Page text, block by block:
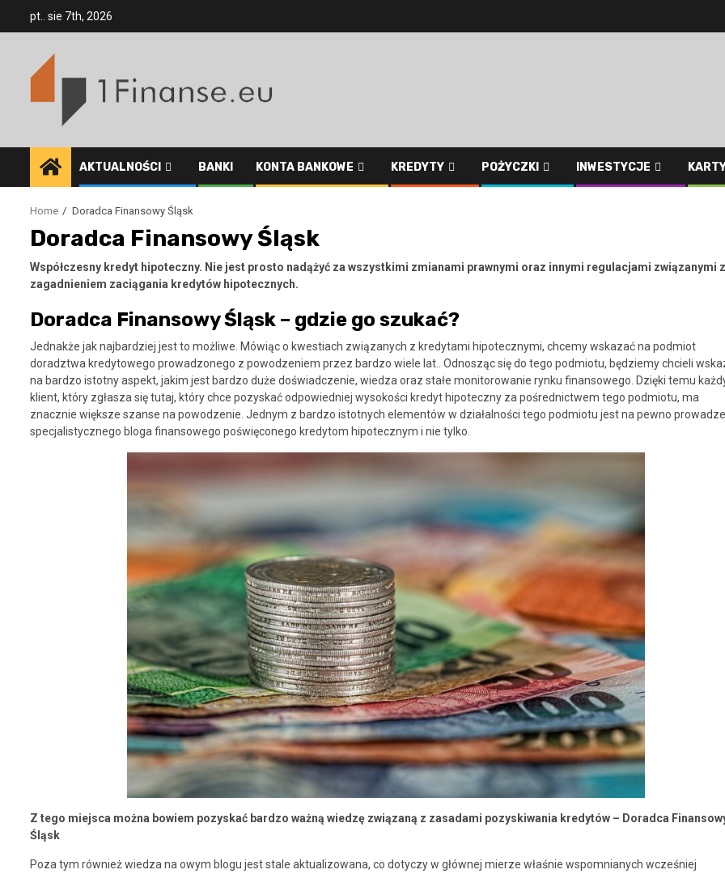
pt.. sie 7th, 2026
AKTUALNOŚCI BANKI KONTA BANKOWE KREDYTY POŻYCZKI INWESTYCJE
Home Doradca Finansowy Śląsk
Doradca Finansowy Śląsk
Współczesny kredyt hipoteczny. Nie jest prosto nadążyć za wszystkimi zmianami prawnymi oraz innymi regulacjami związanymi z
zagadnieniem zaciągania kredytów hipotecznych.
Doradca Finansowy Śląsk – gdzie go szukać?
Jednakże jak najbardziej jest to możliwe. Mówiąc o kwestiach związanych z kredytami hipotecznymi, chcemy wskazać na podmiot
doradztwa kredytowego prowadzonego z powodzeniem przez bardzo wiele lat.. Odnosząc się do tego podmiotu, będziemy chcieli
na bardzo istotny aspekt, jakim jest bardzo duże doświadczenie, wiedza oraz stałe monitorowanie rynku finansowego. Dzięki temu
klient, który zgłasza się tutaj, który chce pozyskać odpowiedniej wysokości kredyt hipoteczny za pośrednictwem tego podmiotu, ma
znacznie większe szanse na powodzenie. Jednym z bardzo istotnych elementów w działalności tego podmiotu jest na pewno
specjalistycznego bloga finansowego poświęconego kredytom hipotecznym i nie tylko.
Z tego miejsca można bowiem pozyskać bardzo ważną wiedzę związaną z zasadami pozyskiwania kredytów – Doradca
Śląsk
Poza tym również wiedza na owym blogu jest stale aktualizowana, co dotyczy w głównej mierze właśnie wspomnianych wcześniej